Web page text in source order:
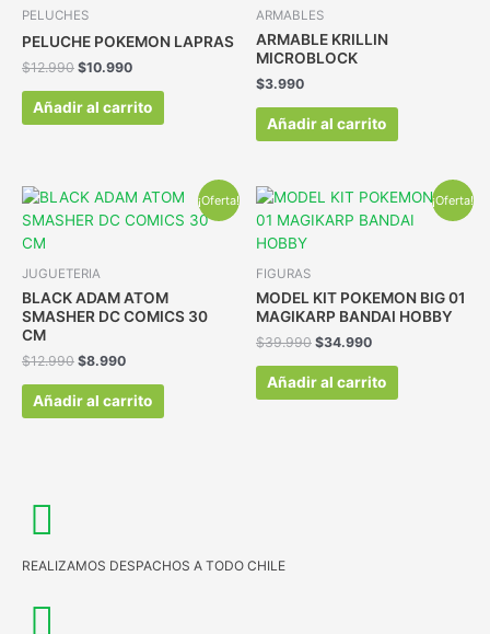
PELUCHES
PELUCHE POKEMON LAPRAS
$12.990 $10.990
Añadir al carrito
ARMABLES
ARMABLE KRILLIN
MICROBLOCK
$3.990
Añadir al carrito
¡Oferta!
JUGUETERIA
BLACK ADAM ATOM
SMASHER DC COMICS 30
CM
$12.990 $8.990
Añadir al carrito
¡Oferta!
FIGURAS
MODEL KIT POKEMON BIG 01
MAGIKARP BANDAI HOBBY
$39.990 $34.990
Añadir al carrito
REALIZAMOS DESPACHOS A TODO CHILE